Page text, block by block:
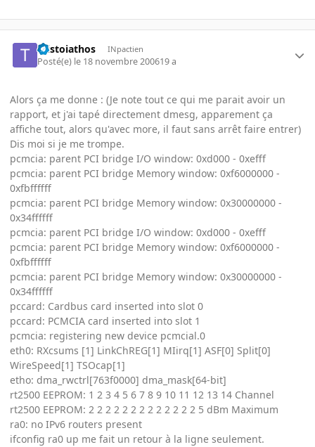
taistoiathos INpactien
Posté(e) le 18 novembre 200619 a
Alors ça me donne : (Je note tout ce qui me parait avoir un
rapport, et j'ai tapé directement dmesg, apparement ça
affiche tout, alors qu'avec more, il faut sans arrêt faire entrer)
Dis moi si je me trompe.
pcmcia: parent PCI bridge I/O window: 0xd000 - 0xefff
pcmcia: parent PCI bridge Memory window: 0xf6000000 -
0xfbffffff
pcmcia: parent PCI bridge Memory window: 0x30000000 -
0x34ffffff
pcmcia: parent PCI bridge I/O window: 0xd000 - 0xefff
pcmcia: parent PCI bridge Memory window: 0xf6000000 -
0xfbffffff
pcmcia: parent PCI bridge Memory window: 0x30000000 -
0x34ffffff
pccard: Cardbus card inserted into slot 0
pccard: PCMCIA card inserted into slot 1
pcmcia: registering new device pcmcial.0
eth0: RXcsums [1] LinkChREG[1] MIirq[1] ASF[0] Split[0]
WireSpeed[1] TSOcap[1]
etho: dma_rwctrl[763f0000] dma_mask[64-bit]
rt2500 EEPROM: 1 2 3 4 5 6 7 8 9 10 11 12 13 14 Channel
rt2500 EEPROM: 2 2 2 2 2 2 2 2 2 2 2 2 2 5 dBm Maximum
ra0: no IPv6 routers present
ifconfig ra0 up me fait un retour à la ligne seulement.